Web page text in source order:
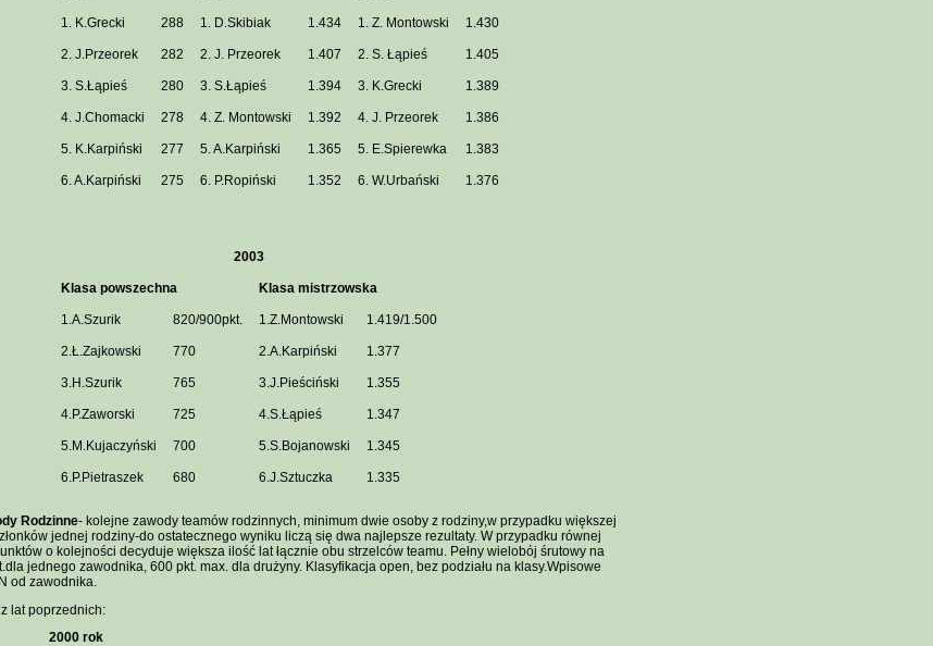
1. K.Grecki 288 1. D.Skibiak 1.434 1. Z. Montowski 1.430
2. J.Przeorek 282 2. J. Przeorek 1.407 2. S. Łąpieś 1.405
3. S.Łąpieś 280 3. S.Łąpieś 1.394 3. K.Grecki 1.389
4. J.Chomacki 278 4. Z. Montowski 1.392 4. J. Przeorek 1.386
5. K.Karpiński 277 5. A.Karpiński 1.365 5. E.Spierewka 1.383
6. A.Karpiński 275 6. P.Ropiński 1.352 6. W.Urbański 1.376
2003
Klasa powszechna Klasa mistrzowska
1.A.Szurik 820/900pkt. 1.Z.Montowski 1.419/1.500
2.Ł.Zajkowski 770 2.A.Karpiński 1.377
3.H.Szurik 765 3.J.Pieściński 1.355
4.P.Zaworski 725 4.S.Łąpieś 1.347
5.M.Kujaczyński 700 5.S.Bojanowski 1.345
6.P.Pietraszek 680 6.J.Sztuczka 1.335
Rodzinne- kolejne zawody teamów rodzinnych, minimum dwie osoby z rodziny,w przypadku większej
jednej rodziny-do ostatecznego wyniku liczą się dwa najlepsze rezultaty. W przypadku równej
o kolejności decyduje większa ilość lat łącznie obu strzelców teamu. Pełny wielobój śrutowy na
jednego zawodnika, 600 pkt. max. dla drużyny. Klasyfikacja open, bez podziału na klasy.Wpisowe
od zawodnika.
lat poprzednich:
2000 rok